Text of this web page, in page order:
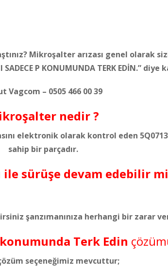
Mikroşalter arızası genel olarak
P KONUMUNDA TERK EDİN.” diye
Vagcom – 0505 466 00 39
nedir ?
elektronik olarak kontrol eden
sahip bir parçadır.
ile sürüşe devam edebilir
şanzımanınıza herhangi bir zarar
Terk Edin
seçeneğimiz mevcuttur;